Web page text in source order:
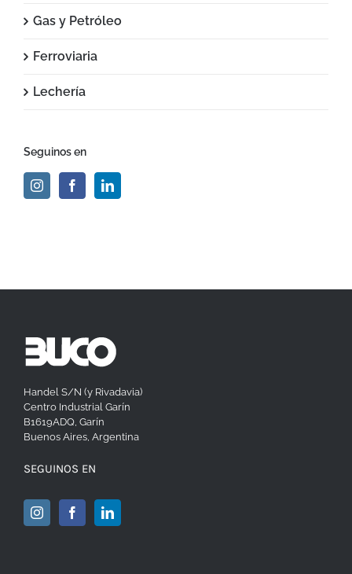
Gas y Petróleo
Ferroviaria
Lechería
Seguinos en
Handel S/N (y Rivadavia)
Centro Industrial Garín
B1619ADQ, Garín
Buenos Aires, Argentina
SEGUINOS EN